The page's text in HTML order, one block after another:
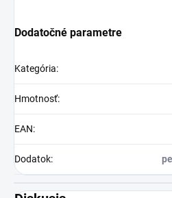
Dodatočné parametre
Kategória:
Hmotnosť:
EAN:
Dodatok: